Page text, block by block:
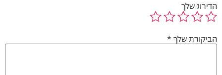
הדירוג שלך
הביקורת שלך *